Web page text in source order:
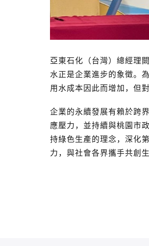
亞東石化（台灣）總經理
水正是企業進步的象徵。
用水成本因此而增加，但
企業的永續發展有賴於跨
應壓力，並持續與桃園市
持綠色生產的理念，深化
力，與社會各界攜手共創